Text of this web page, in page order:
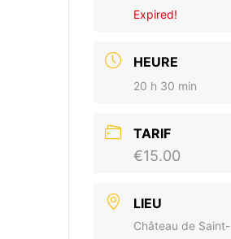
Expired!
HEURE
20 h 30 min
TARIF
€15.00
LIEU
Château de Saint-